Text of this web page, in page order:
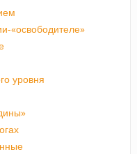
«освободителе»
уровня